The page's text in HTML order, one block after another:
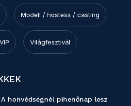
Modell / hostess / casting
Világfesztivál
A honvédségnél pihenőnap lesz